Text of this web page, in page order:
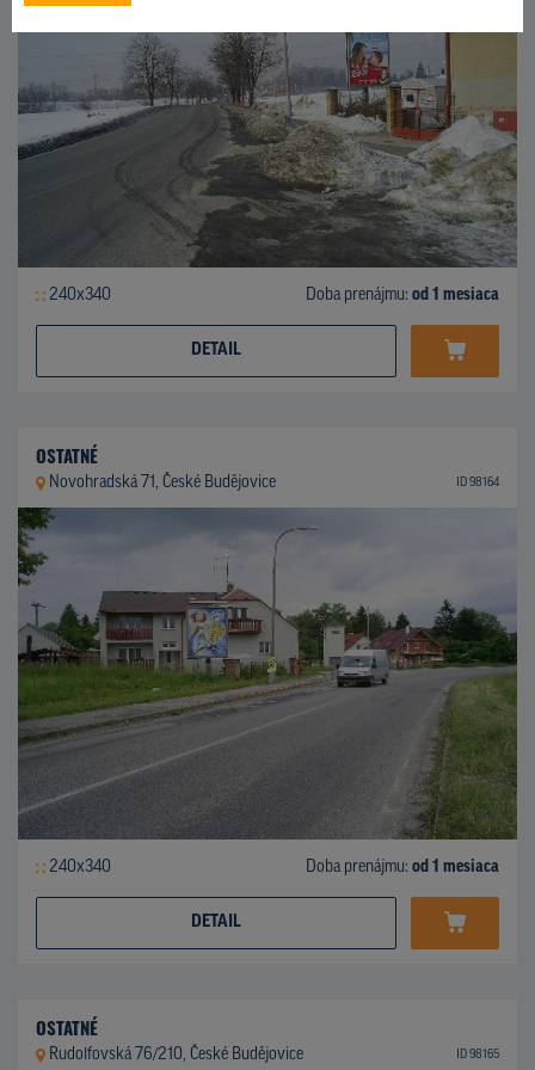
240x340 Doba prenájmu: od 1 mesiaca
DETAIL
OSTATNÉ
Novohradská 71, České Budějovice ID 98164
240x340 Doba prenájmu: od 1 mesiaca
DETAIL
OSTATNÉ
Rudolfovská 76/210, České Budějovice ID 98165